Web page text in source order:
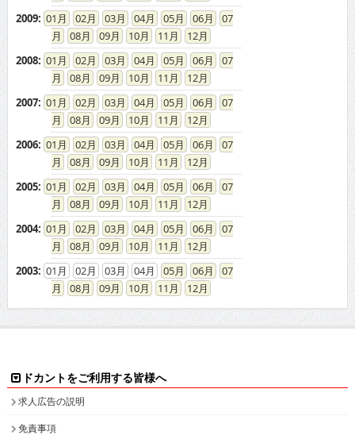
2009: 01 02 03 04 05 06
07
08
09 10 11
12
2008: 01 02 03 04 05 06
07
08
09 10 11
12
2007: 01 02 03 04 05 06
07
08
09 10 11
12
2006: 01 02 03 04 05 06
07
08
09 10 11
12
2005: 01 02 03 04 05 06
07
08
09 10 11
12
2004: 01 02 03 04 05 06
07
08
09 10 11
12
2003: 01 02 03 04 05 06
07
08
09 10 11 12
ドカントをご利用する皆様へ
求人広告の説明
免責事項